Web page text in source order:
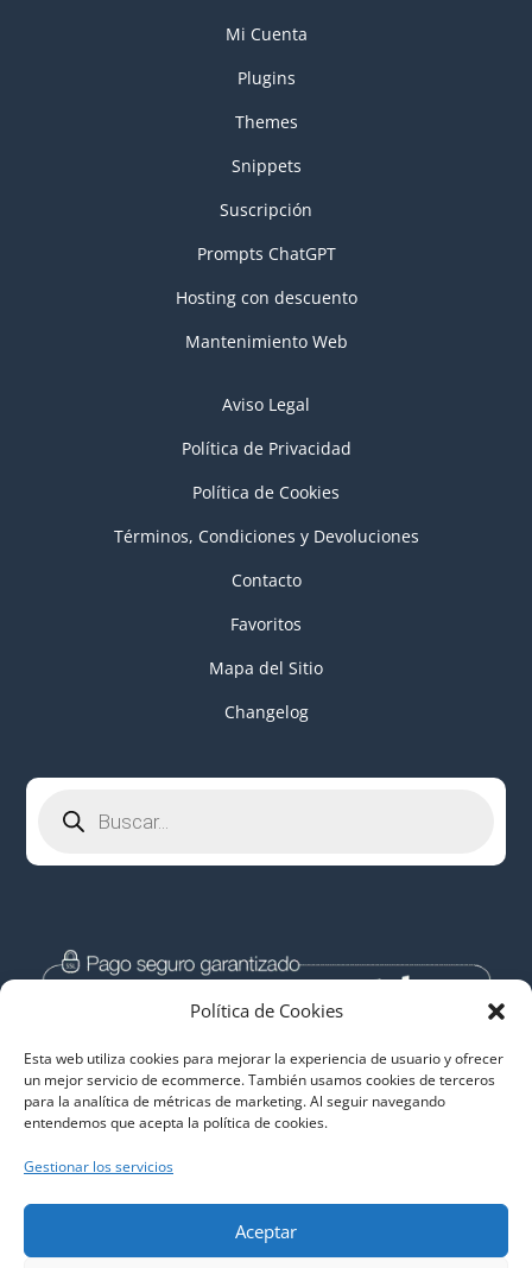
Política de Cookies
Esta web utiliza cookies para mejorar la experiencia de usuario y ofrecer
un mejor servicio de ecommerce. También usamos cookies de terceros
para la analítica de métricas de marketing. Al seguir navegando
entendemos que acepta la política de cookies.
Gestionar los servicios
Aceptar
Mi Cuenta
Plugins
Themes
Snippets
Suscripción
Prompts ChatGPT
Hosting con descuento
Mantenimiento Web
Aviso Legal
Política de Privacidad
Política de Cookies
Términos, Condiciones y Devoluciones
Contacto
Favoritos
Mapa del Sitio
Changelog
productos
Descargas Libres de Malware